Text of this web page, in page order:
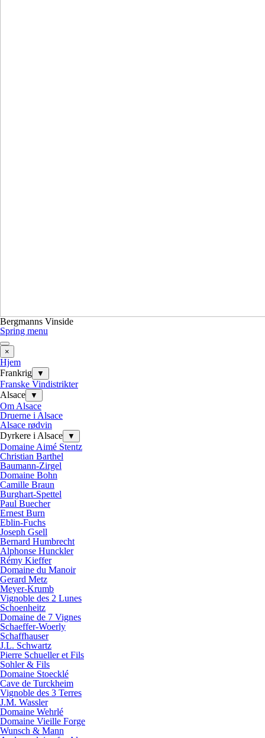
Bergmanns Vinside
Spring menu
×
Hjem
Frankrig
▼
Franske Vindistrikter
Alsace
▼
Om Alsace
Druerne i Alsace
Alsace rødvin
Dyrkere i Alsace
▼
Domaine Aimé Stentz
Christian Barthel
Baumann-Zirgel
Domaine Bohn
Camille Braun
Burghart-Spettel
Paul Buecher
Ernest Burn
Eblin-Fuchs
Joseph Gsell
Bernard Humbrecht
Alphonse Hunckler
Rémy Kieffer
Domaine du Manoir
Gerard Metz
Meyer-Krumb
Vignoble des 2 Lunes
Schoenheitz
Domaine de 7 Vignes
Schaeffer-Woerly
Schaffhauser
J.L. Schwartz
Pierre Schueller et Fils
Sohler & Fils
Domaine Stoecklé
Cave de Turckheim
Vignoble des 3 Terres
J.M. Wassler
Domaine Wehrlé
Domaine Vieille Forge
Wunsch & Mann